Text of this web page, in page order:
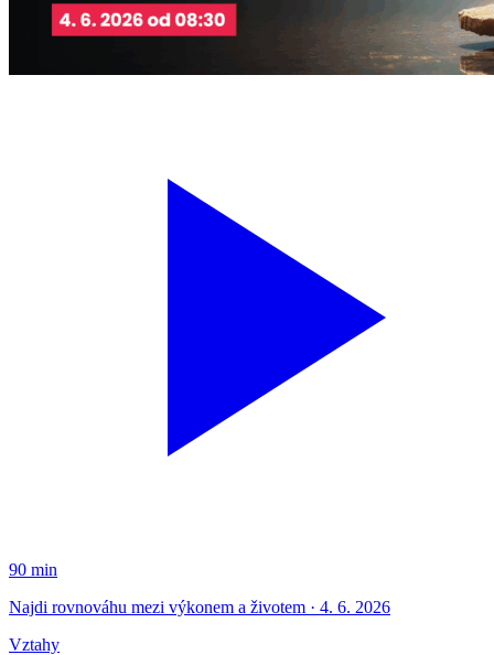
90 min
Najdi rovnováhu mezi výkonem a životem · 4. 6. 2026
Vztahy